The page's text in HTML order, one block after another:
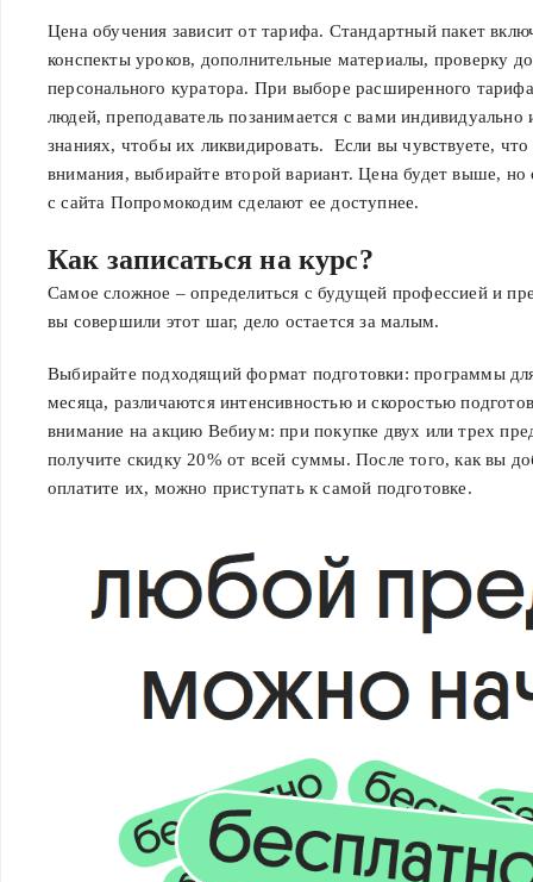
Цена обучения зависит от тарифа. Стандартный пакет
конспекты уроков, дополнительные материалы, проверку
персонального куратора. При выборе расширенного
людей, преподаватель позанимается с вами
знаниях, чтобы их ликвидировать. Если вы чувствуете,
внимания, выбирайте второй вариант. Цена будет выше,
с сайта Попромокодим сделают ее доступнее.
Как записаться на курс?
Самое сложное – определиться с будущей профессией и
вы совершили этот шаг, дело остается за малым.
Выбирайте подходящий формат подготовки: программы
месяца, различаются интенсивностью и скоростью
внимание на акцию Вебиум: при покупке двух или трех
получите скидку 20% от всей суммы. После того, как вы
оплатите их, можно приступать к самой подготовке.